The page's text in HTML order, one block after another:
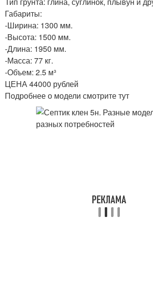
Габариты:
-Ширина: 1300 мм.
-Высота: 1500 мм.
-Длина: 1950 мм.
-Масса: 77 кг.
-Объем: 2.5 м³
ЦЕНА 44000 рублей
Подробнее о модели смотрите тут